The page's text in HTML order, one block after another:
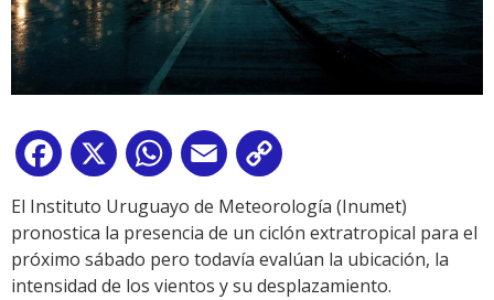
Facebook
X WhatsApp
Email
Link
El Instituto Uruguayo de Meteorología (Inumet)
pronostica la presencia de un ciclón extratropical para el
próximo sábado pero todavía evalúan la ubicación, la
intensidad de los vientos y su desplazamiento.